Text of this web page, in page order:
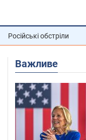
Російські обстріли
Важливе